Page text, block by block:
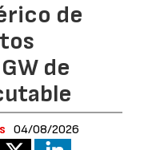
de
de
04/08/2026